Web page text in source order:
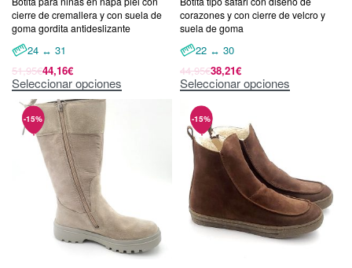
cierre de cremallera y con suela de
goma gordita antideslizante
24 ↔ 31
51,95€44,16€
Seleccionar opciones
corazones y con cierre de velcro y
suela de goma
22 ↔ 30
44,95€38,21€
Seleccionar opciones